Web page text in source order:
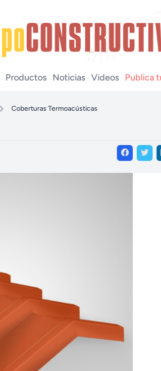
Productos Noticias Videos Publica
Coberturas Termoacústicas